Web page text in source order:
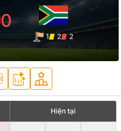
0
1 2 2
Hiện tại